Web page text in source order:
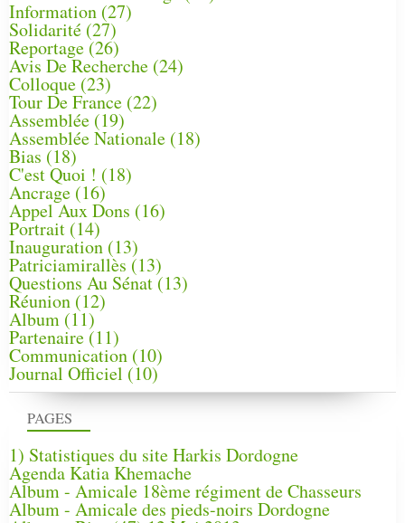
PAGES
1) Statistiques du site Harkis Dordogne
Agenda Katia Khemache
Album - Amicale 18ème régiment de Chasseurs
Album - Amicale des pieds-noirs Dordogne
Information (27)
Solidarité (27)
Reportage(26)
Avis De Recherche (24)
Colloque (23)
Tour De France (22)
Assemblée (19)
Assemblée Nationale (18)
Bias (18)
C'est Quoi ! (18)
Ancrage (16)
Appel Aux Dons (16)
Portrait (14)
Inauguration (13)
Patriciamirallès (13)
Questions Au Sénat(13)
Réunion (12)
Album (11)
Partenaire(11)
Communication (10)
Journal Officiel (10)